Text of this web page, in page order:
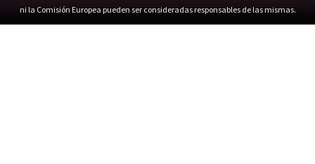
ni la Comisión Europea pueden ser consideradas responsables de las mismas.